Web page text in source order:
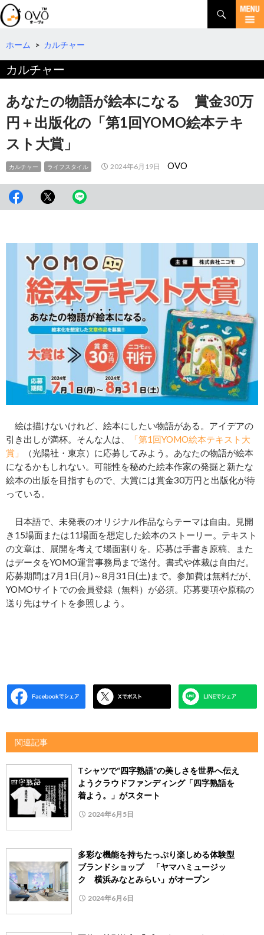
検
索
コ
テ
ツ
へ
動
ホーム > カルチャー
カルチャー
あなたの物語が絵本になる 賞金30万
円＋出版化の「第1回YOMO絵本テキ
スト大賞」
カルチャー ライフスタイル 2024年6月19日 OVO
絵は描けないけれど、絵本にしたい物語がある。アイデアの
引き出しが満杯。そんな人は、
「第1回YOMO絵本テキスト大
賞」
（光陽社・東京）に応募してみよう。あなたの物語が絵本
になるかもしれない。可能性を秘めた絵本作家の発掘と新たな
絵本の出版を目指すもので、大賞には賞金30万円と出版化が待
っている。
日本語で、未発表のオリジナル作品ならテーマは自由。見開
き15場面または11場面を想定した絵本のストーリー。テキスト
の文章は、展開を考えて場面割りを。応募は手書き原稿、また
はデータをYOMO運営事務局まで送付。書式や体裁は自由だ。
応募期間は7月1日(月)～8月31日(土)まで。参加費は無料だが、
YOMOサイトでの会員登録（無料）が必須。応募要項や原稿の
送り先はサイトを参照しよう。
関連記事
Tシャツで“四字熟語”の美しさを世界へ伝え
ようクラウドファンディング「四字熟語を
着よう。」がスタート
2024年6月5日
多彩な機能を持ちたっぷり楽しめる体験型
ブランドショップ 「ヤマハミュージッ
ク 横浜みなとみらい」がオープン
2024年6月6日